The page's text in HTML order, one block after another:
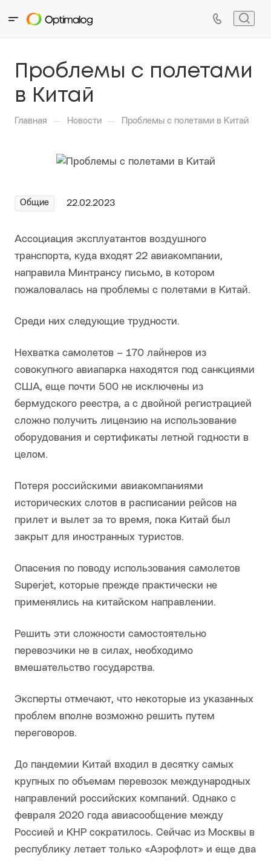
Проблемы с полетами
в Китай
Главная — Новости — Проблемы с полетами в Китай
Общие 22.02.2023
Ассоциация эксплуатантов воздушного
транспорта, куда входят 22 авиакомпании,
направила Минтрансу письмо, в котором
пожаловалась на проблемы с полетами в Китай.
Среди них следующие трудности.
Нехватка самолетов – 170 лайнеров из
совокупного авиапарка находятся под санкциями
США, еще почти 500 не исключены из
бермудского реестра, а с двойной регистрацией
сложно получить лицензию на использование
оборудования и сертификаты летной годности в
целом.
Потеря российскими авиакомпаниями
исторических слотов в расписании рейсов на
прилет и вылет за то время, пока Китай был
закрыт для иностранных туристов.
Опасения по поводу использования самолетов
Superjet, которые прежде практически не
применялись на китайском направлении.
Решить эти сложности самостоятельно
перевозчики не в силах, необходимо
вмешательство государства.
Эксперты отмечают, что некоторые из указанных
проблем вполне возможно решить путем
переговоров.
До пандемии Китай входил в десятку самых
крупных по объемам перевозок международных
направлений российских компаний. Однако с
февраля 2020 года авиасообщение между
Россией и КНР сократилось. Сейчас из Москвы в
республику летает только «Аэрофлот» и еще два